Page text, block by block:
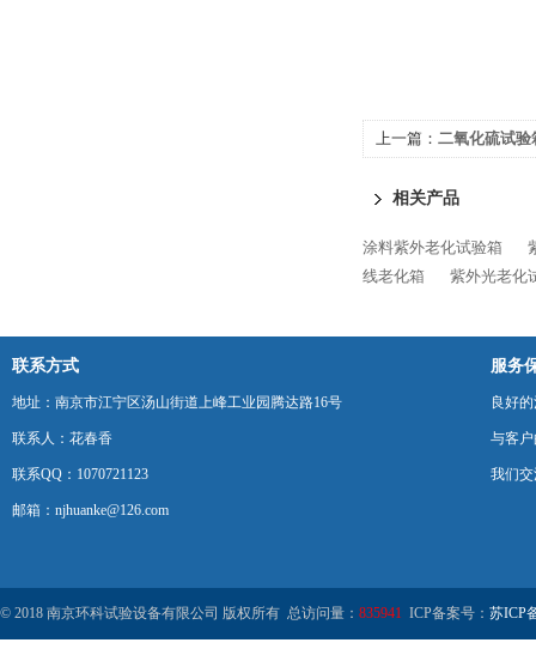
上一篇： 二氧化硫试验
相关产品
涂料紫外老化试验箱
线老化箱
紫外光老化
联系方式
地址：南京市江宁区汤山街道上峰工业园腾达路16号
联系人：花春香
联系QQ：1070721123
邮箱：njhuanke@126.com
服务
良好
与客
我们
© 2018 南京环科试验设备有限公司 版权所有 总访问量： 835941 ICP备案号： 苏ICP